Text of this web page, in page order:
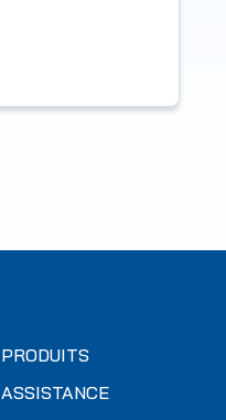
PRODUITS
ASSISTANCE